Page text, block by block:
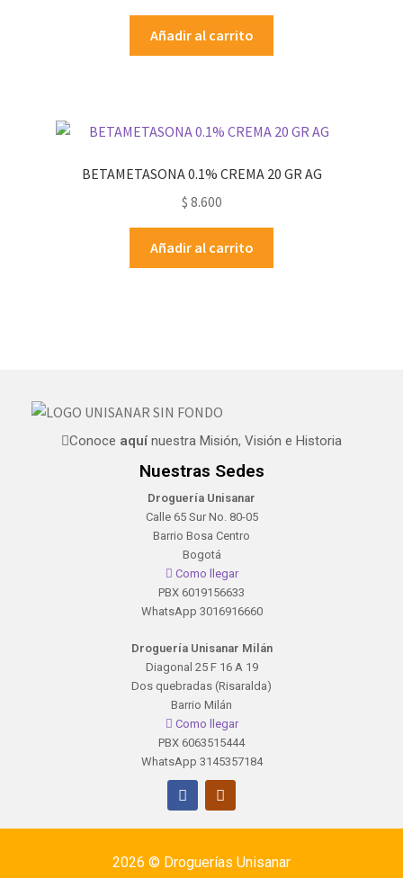
Añadir al carrito
BETAMETASONA 0.1% CREMA 20 GR AG
$ 8.600
Añadir al carrito
Conoce aquínuestra Misión, Visión e Historia
Nuestras Sedes
Droguería Unisanar
Calle 65 Sur No. 80-05
Barrio Bosa Centro
Bogotá
Como llegar
PBX 6019156633
WhatsApp 3016916660
Droguería Unisanar Milán
Diagonal 25 F 16 A 19
Dos quebradas (Risaralda)
Barrio Milán
Como llegar
PBX 6063515444
WhatsApp 3145357184
2026 © Droguerías Unisanar